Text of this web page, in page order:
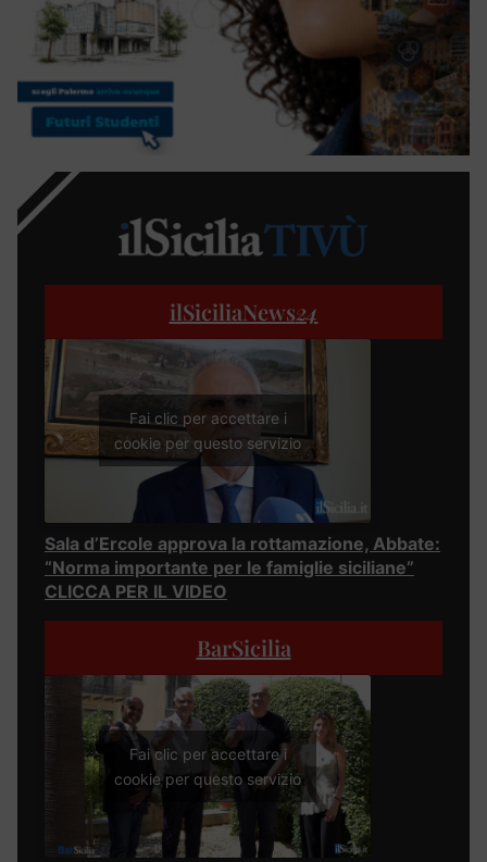
ilSiciliaNews24
Fai clic per accettare i
cookie per questo servizio
Sala d’Ercole approva la rottamazione, Abbate:
“Norma importante per le famiglie siciliane”
CLICCA PER IL VIDEO
BarSicilia
Fai clic per accettare i
cookie per questo servizio